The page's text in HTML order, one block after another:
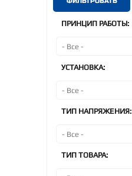
ПРИНЦИП РАБОТЫ:
УСТАНОВКА:
ТИП НАПРЯЖЕНИЯ:
ТИП ТОВАРА: